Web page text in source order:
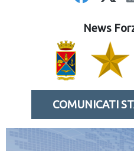
News
COMUNICATI